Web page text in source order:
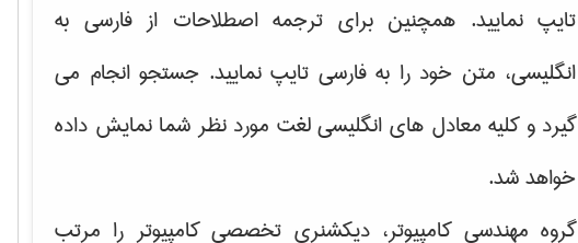
تایپ نمایید. همچنین برای ترجمه اصطلاحات از فارسی به
انگلیسی، متن خود را به فارسی تایپ نمایید. جستجو انجام می
گیرد و کلیه معادل های انگلیسی لغت مورد نظر شما نمایش داده
خواهد شد.
گروه مهندسی کامپیوتر، دیکشنری تخصصی کامپیوتر را مرتب